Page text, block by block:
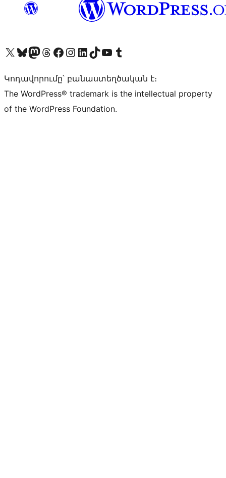
Visit our X (formerly Twitter) account
Visit our Bluesky account
Visit our Mastodon account
Visit our Threads account
Visit our Facebook page
Visit our Instagram account
Visit our LinkedIn account
Visit our TikTok account
Visit our YouTube channel
Visit our Tumblr account
Կոդավորումը՝ բանաստեղծական է։
The WordPress® trademark is the intellectual property
of the WordPress Foundation.